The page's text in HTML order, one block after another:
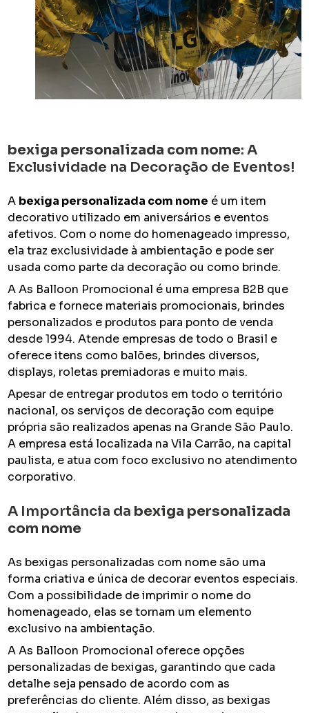
bexiga personalizada com nome: A
Exclusividade na Decoração de Eventos!
A bexiga personalizada com nome é um item
decorativo utilizado em aniversários e eventos
afetivos. Com o nome do homenageado impresso,
ela traz exclusividade à ambientação e pode ser
usada como parte da decoração ou como brinde.
A As Balloon Promocional é uma empresa B2B que
fabrica e fornece materiais promocionais, brindes
personalizados e produtos para ponto de venda
desde 1994. Atende empresas de todo o Brasil e
oferece itens como balões, brindes diversos,
displays, roletas premiadoras e muito mais.
Apesar de entregar produtos em todo o território
nacional, os serviços de decoração com equipe
própria são realizados apenas na Grande São Paulo.
A empresa está localizada na Vila Carrão, na capital
paulista, e atua com foco exclusivo no atendimento
corporativo.
A Importância da bexiga personalizada
com nome
As bexigas personalizadas com nome são uma
forma criativa e única de decorar eventos especiais.
Com a possibilidade de imprimir o nome do
homenageado, elas se tornam um elemento
exclusivo na ambientação.
A As Balloon Promocional oferece opções
personalizadas de bexigas, garantindo que cada
detalhe seja pensado de acordo com as
preferências do cliente. Além disso, as bexigas